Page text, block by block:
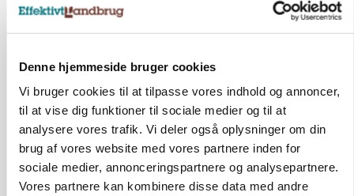
Denne hjemmeside bruger cookies
Vi bruger cookies til at tilpasse vores indhold og annoncer,
til at vise dig funktioner til sociale medier og til at
analysere vores trafik. Vi deler også oplysninger om din
brug af vores website med vores partnere inden for
sociale medier, annonceringspartnere og analysepartnere.
Vores partnere kan kombinere disse data med andre
KVÆG
Snart kan man søge tilskud til naturprojekter